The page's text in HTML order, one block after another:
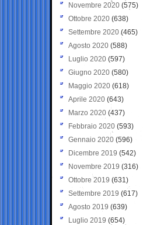
Novembre 2020 (575)
Ottobre 2020 (638)
Settembre 2020(465)
Agosto 2020 (588)
Luglio 2020 (597)
Giugno 2020 (580)
Maggio 2020 (618)
Aprile 2020 (643)
Marzo 2020 (437)
Febbraio 2020 (593)
Gennaio 2020 (596)
Dicembre 2019 (542)
Novembre 2019 (316)
Ottobre 2019 (631)
Settembre 2019 (617)
Agosto 2019 (639)
Luglio 2019 (654)